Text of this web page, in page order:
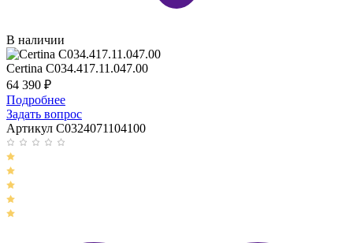
В наличии
Certina C034.417.11.047.00
64 390 ₽
Подробнее
Задать вопрос
Артикул C0324071104100